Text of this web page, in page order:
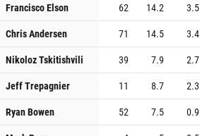
Francisco Elson
62 14.2 3.5
Chris Andersen
71 14.5 3.4
Nikoloz Tskitishvili
39 7.9 2.7
Jeff Trepagnier
11 8.7 2.3
Ryan Bowen
52 7.5 0.9